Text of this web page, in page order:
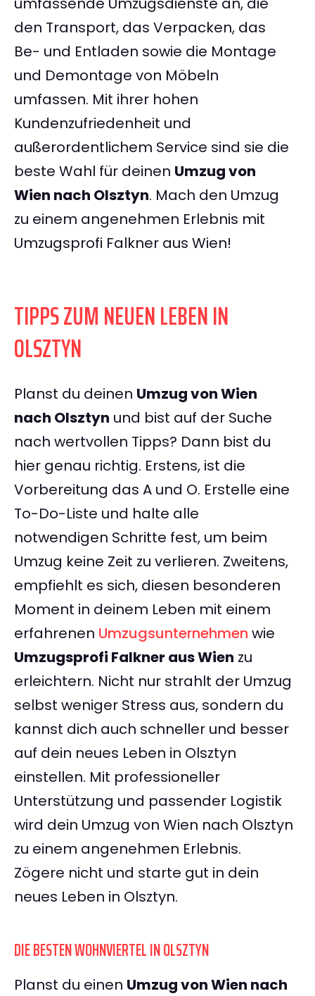
den Transport, das Verpacken, das
Be- und Entladen sowie die Montage
und Demontage von Möbeln
umfassen. Mit ihrer hohen
Kundenzufriedenheit und
außerordentlichem Service sind sie die
beste Wahl für deinen Umzug von
Wien nach Olsztyn. Mach den Umzug
zu einem angenehmen Erlebnis mit
Umzugsprofi Falkner aus Wien!
TIPPS ZUM NEUEN LEBEN IN
OLSZTYN
Planst du deinen Umzug von Wien
nach Olsztyn und bist auf der Suche
nach wertvollen Tipps? Dann bist du
hier genau richtig. Erstens, ist die
Vorbereitung das A und O. Erstelle eine
To-Do-Liste und halte alle
notwendigen Schritte fest, um beim
Umzug keine Zeit zu verlieren. Zweitens,
empfiehlt es sich, diesen besonderen
Moment in deinem Leben mit einem
erfahrenen Umzugsunternehmen wie
Umzugsprofi Falkner aus Wien zu
erleichtern. Nicht nur strahlt der Umzug
selbst weniger Stress aus, sondern du
kannst dich auch schneller und besser
auf dein neues Leben in Olsztyn
einstellen. Mit professioneller
Unterstützung und passender Logistik
wird dein Umzug von Wien nach Olsztyn
zu einem angenehmen Erlebnis.
Zögere nicht und starte gut in dein
neues Leben in Olsztyn.
DIE BESTEN WOHNVIERTEL IN OLSZTYN
Planst du einen Umzug von Wien nach